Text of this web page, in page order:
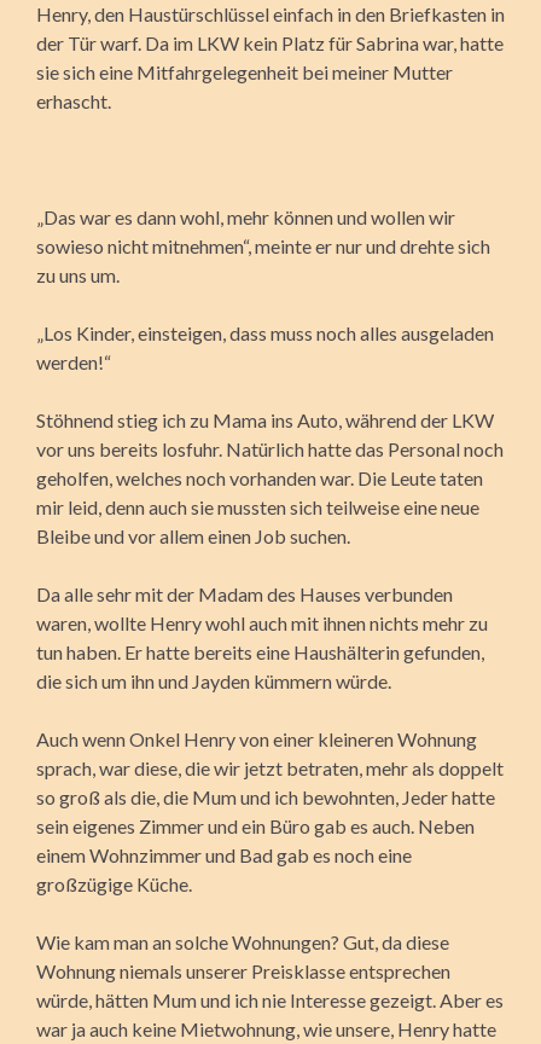
Henry, den Haustürschlüssel einfach in den Briefkasten in
der Tür warf. Da im LKW kein Platz für Sabrina war, hatte
sie sich eine Mitfahrgelegenheit bei meiner Mutter
erhascht.
„Das war es dann wohl, mehr können und wollen wir
sowieso nicht mitnehmen“, meinte er nur und drehte sich
zu uns um.
„Los Kinder, einsteigen, dass muss noch alles ausgeladen
werden!“
Stöhnend stieg ich zu Mama ins Auto, während der LKW
vor uns bereits losfuhr. Natürlich hatte das Personal noch
geholfen, welches noch vorhanden war. Die Leute taten
mir leid, denn auch sie mussten sich teilweise eine neue
Bleibe und vor allem einen Job suchen.
Da alle sehr mit der Madam des Hauses verbunden
waren, wollte Henry wohl auch mit ihnen nichts mehr zu
tun haben. Er hatte bereits eine Haushälterin gefunden,
die sich um ihn und Jayden kümmern würde.
Auch wenn Onkel Henry von einer kleineren Wohnung
sprach, war diese, die wir jetzt betraten, mehr als doppelt
so groß als die, die Mum und ich bewohnten, Jeder hatte
sein eigenes Zimmer und ein Büro gab es auch. Neben
einem Wohnzimmer und Bad gab es noch eine
großzügige Küche.
Wie kam man an solche Wohnungen? Gut, da diese
Wohnung niemals unserer Preisklasse entsprechen
würde, hätten Mum und ich nie Interesse gezeigt. Aber es
war ja auch keine Mietwohnung, wie unsere, Henry hatte